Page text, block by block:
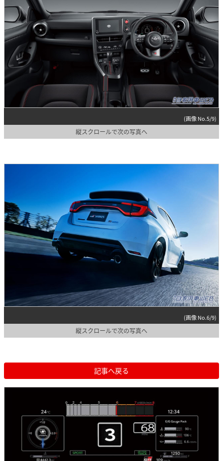
(画像 No.5/9)
縦スクロールで次の写真へ
(画像 No.6/9)
縦スクロールで次の写真へ
記事へ戻る